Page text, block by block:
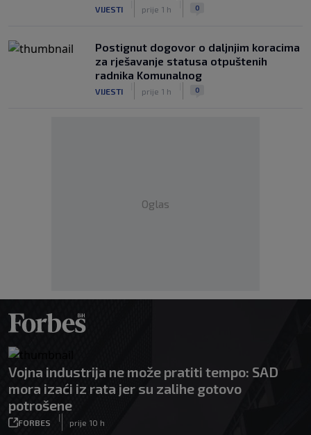
VIJESTI prije 1 h 0
Postignut dogovor o daljnjim koracima
za rješavanje statusa otpuštenih
radnika Komunalnog
VIJESTI prije 1 h 0
Oglas
Vojna industrija ne može pratiti tempo: SAD
mora izaći iz rata jer su zalihe gotovo
potrošene
FORBES
|
prije 10 h